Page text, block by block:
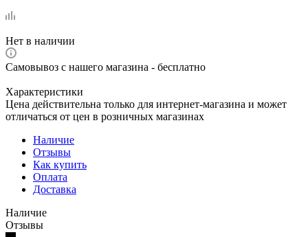
Нет в наличии
Самовывоз с нашего магазина - бесплатно
Характеристики
Цена действительна только для интернет-магазина и может
отличаться от цен в розничных магазинах
Наличие
Отзывы
Как купить
Оплата
Доставка
Наличие
Отзывы